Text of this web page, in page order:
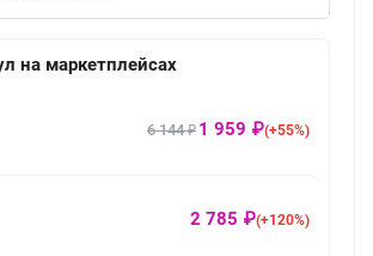
на маркетплейсах
6 144 ₽ 1 959 ₽(+55%)
2 785 ₽(+120%)